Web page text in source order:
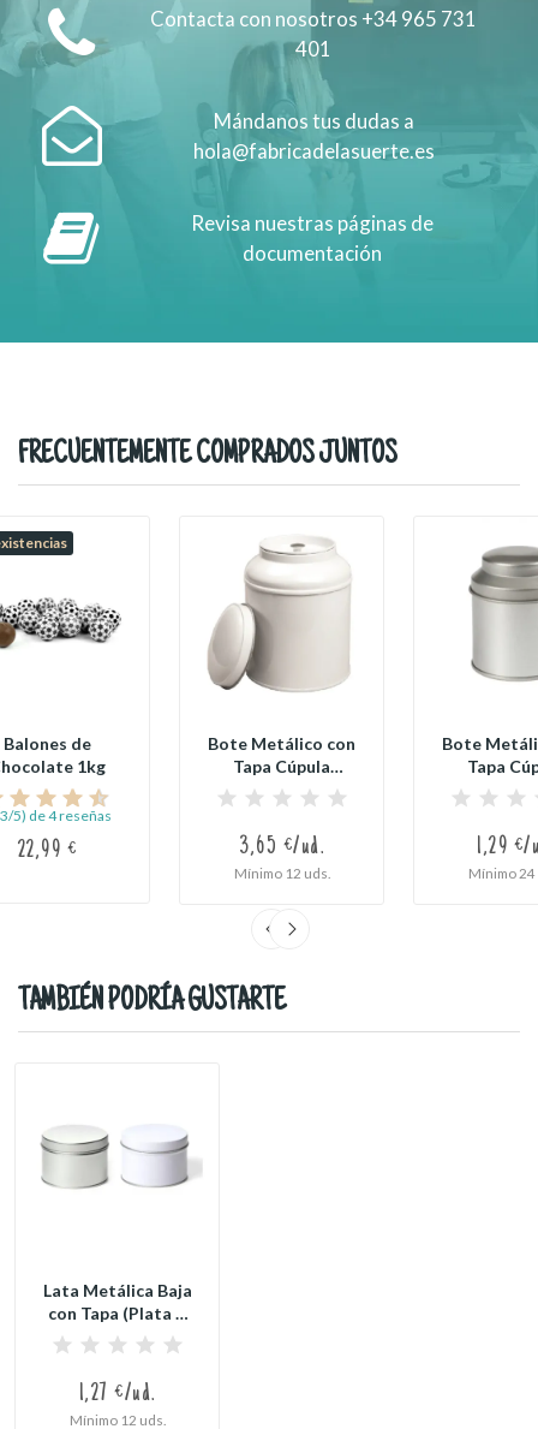
Contacta con nosotros +34 965 731
401
Mándanos tus dudas a
hola@fabricadelasuerte.es
Revisa nuestras páginas de
documentación
FRECUENTEMENTE COMPRADOS JUNTOS
Balones de
1kg
5) de 4 reseñas
22,99 €
Bote Metálico con
Tapa Cúpula
Grande (Plata o...
3,65 €/ud.
Mínimo 12 uds.
Bote
Tapa
Pequeño
1,29 €/
Mínimo 24
TAMBIÉN PODRÍA GUSTARTE
Lata Metálica Baja
con Tapa (Plata o
Blanco)
1,27 €/ud.
Mínimo 12 uds.